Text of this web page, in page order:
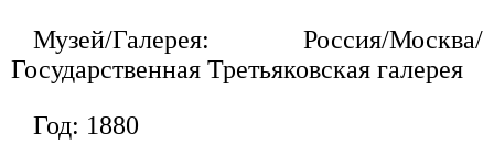
Музей/Галерея: Россия/Москва/
Государственная Третьяковская галерея
Год: 1880